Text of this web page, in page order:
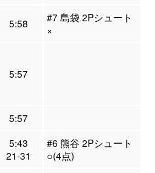
5:58
#7 島袋 2Pシュート
×
5:57
5:57
5:43
21-31
#6 熊谷 2Pシュート
○(4点)